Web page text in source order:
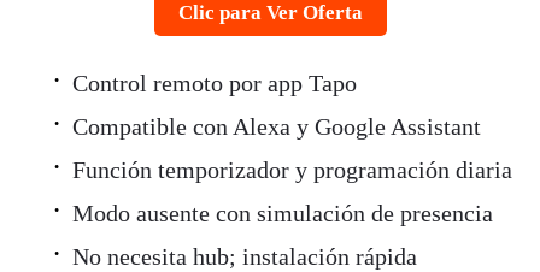
Clic para Ver Oferta
Control remoto por app Tapo
Compatible con Alexa y Google Assistant
Función temporizador y programación diaria
Modo ausente con simulación de presencia
No necesita hub; instalación rápida